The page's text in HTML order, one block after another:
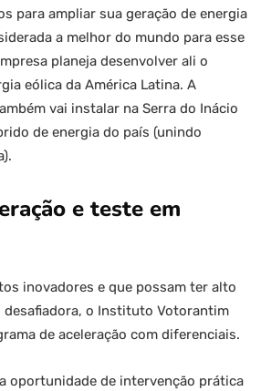
para ampliar sua geração de energia
a melhor do mundo para esse
planeja desenvolver ali o
eólica da América Latina. A
vai instalar na Serra do Inácio
de energia do país (unindo
e teste em
inovadores e que possam ter alto
desafiadora, o Instituto Votorantim
de aceleração com diferenciais.
oportunidade de intervenção prática